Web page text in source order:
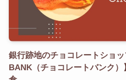
銀行跡地のチョコレートショ
BANK（チョコレートバンク